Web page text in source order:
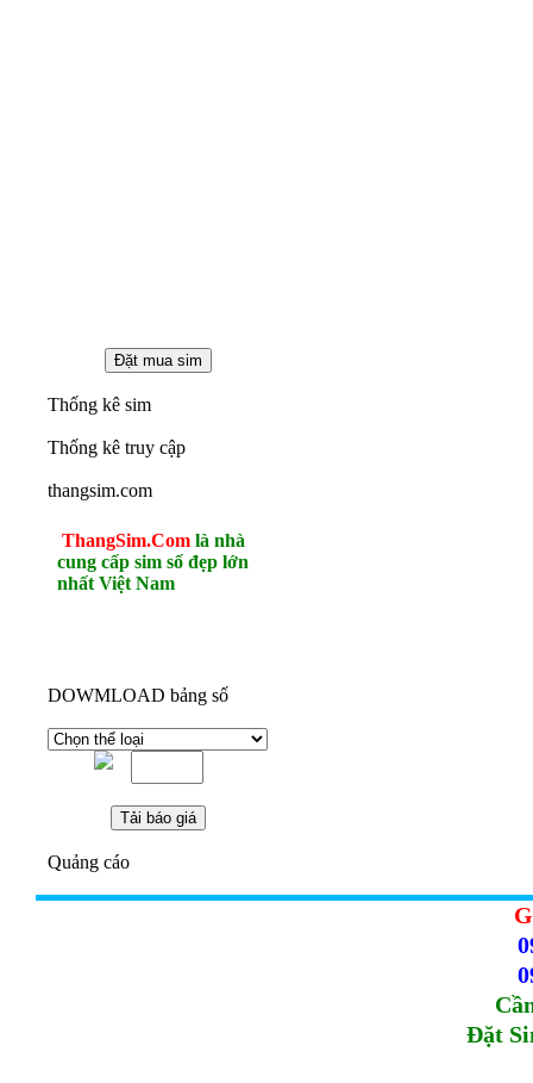
Thống kê sim
Thống kê truy cập
thangsim.com
ThangSim.Com là nhà
cung cấp sim số đẹp lớn
nhất Việt Nam
DOWMLOAD bảng số
Quảng cáo
Đặt